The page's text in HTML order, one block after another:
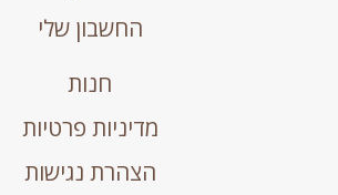
החשבון שלי
חנות
מדיניות פרטיות
הצהרת נגישות